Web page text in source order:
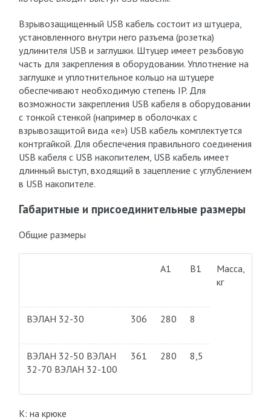
Взрывозащищенный USB кабель состоит из штуцера,
установленного внутри него разъема (розетка)
удлинителя USB и заглушки. Штуцер имеет резьбовую
часть для закрепления в оборудовании. Уплотнение на
заглушке и уплотнительное кольцо на штуцере
обеспечивают необходимую степень IP. Для
возможности закрепления USB кабеля в оборудовании
с тонкой стенкой (например в оболочках с
взрывозащитой вида «е») USB кабель комплектуется
контргайкой. Для обеспечения правильного соединения
USB кабеля с USB накопителем, USB кабель имеет
длинный выступ, входящий в зацепление с углублением
в USB накопителе.
Габаритные и присоединительные размеры
Общие размеры
А1 В1
Масса,
кг
ВЭЛАН 32-30 306 280 8
ВЭЛАН 32-50 ВЭЛАН
32-70 ВЭЛАН 32-100
361 280 8,5
К: на крюке